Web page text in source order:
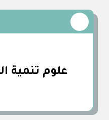
علوم تنمية